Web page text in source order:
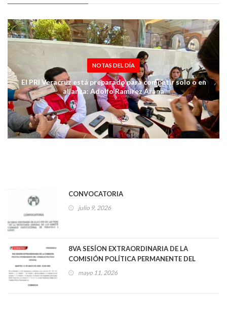
NOTAS DEL DÍA
El PRI Veracruz está preparado para competir solo o en
alianza: Adolfo Ramírez Arana
CONVOCATORIA
julio 9, 2026
8VA SESÍON EXTRAORDINARIA DE LA
COMISIÓN POLÍTICA PERMANENTE DEL
CONSEJO POLÍTICO ESTATAL
mayo 11, 2026